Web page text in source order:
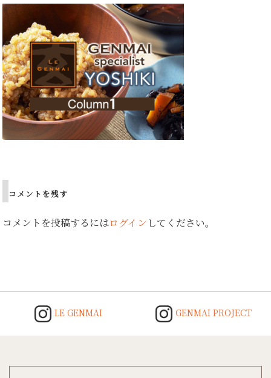
コメントを残す
コメントを投稿するにはログイン してください。
LE GENMAI GENMAI PROJECT